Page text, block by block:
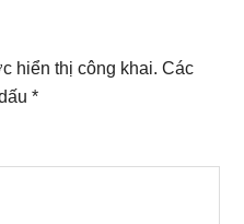
hiển thị công khai. Các
*